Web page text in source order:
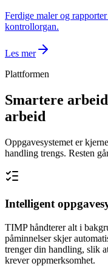
Ferdige maler og
kontrollorgan.
Les mer
Plattformen
Smartere
arbeid
Oppgavesystemet er
handling trengs. Resten
Intelligent
TIMP håndterer alt i
påminnelser skjer
trenger din handling, slik
krever oppmerksomhet.